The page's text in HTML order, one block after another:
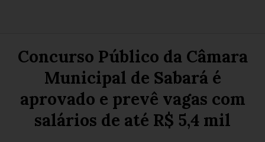
Concurso Público da Câmara
Municipal de Sabará é
aprovado e prevê vagas com
salários de até R$ 5,4 mil